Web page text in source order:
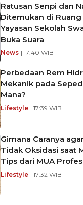
Ratusan Senpi dan
Ditemukan di Ruang
Yayasan Sekolah
Buka Suara
News | 17:40 WIB
Perbedaan Rem
Mekanik pada
Mana?
Lifestyle | 17:39 WIB
Gimana Caranya
Tidak Oksidasi saat
Tips dari MUA
Lifestyle | 17:32 WIB